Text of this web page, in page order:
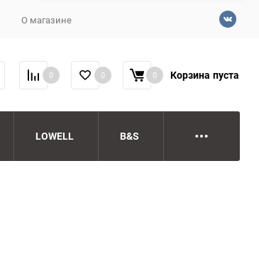
О магазине
0 0 0 Корзина пуста
LOWELL B&S